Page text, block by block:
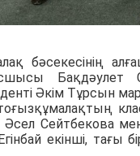
бәсекесінің
Бақдәулет
Әкім Тұрсын
Сейтбекова
екінші,